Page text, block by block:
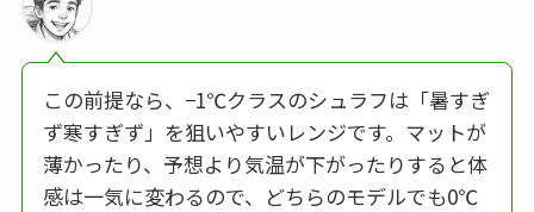
この前提なら、−1℃クラスのシュラフは「暑すぎ
ず寒すぎず」を狙いやすいレンジです。マットが
薄かったり、予想より気温が下がったりすると体
感は一気に変わるので、どちらのモデルでも0℃